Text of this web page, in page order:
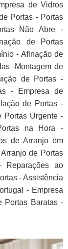
de Vidros
Portas - Portas
Não Abre -
de Portas
- Afinação de
-Montagem de
de Portas -
- Empresa de
de Portas -
Portas Urgente -
na Hora -
de Arranjo em
de Portas
Reparações ao
- Assistência
- Empresa
Portas Baratas -